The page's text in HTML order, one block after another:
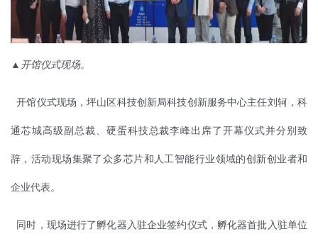
▲开馆仪式现场。
开馆仪式现场，坪山区科技创新局科技创新服务中心主任刘轲，科
通芯城高级副总裁、硬蛋科技总裁李峰出席了开幕仪式并分别致
辞，活动现场集聚了众多芯片和人工智能行业领域的创新创业者和
企业代表。
同时，现场进行了孵化器入驻企业签约仪式，孵化器首批入驻单位